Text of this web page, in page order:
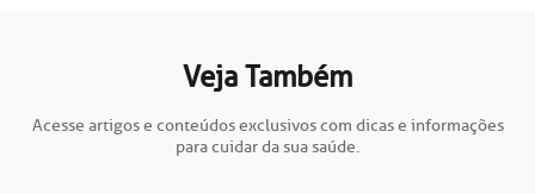
Veja Também
Acesse artigos e conteúdos exclusivos com dicas e informações
para cuidar da sua saúde.